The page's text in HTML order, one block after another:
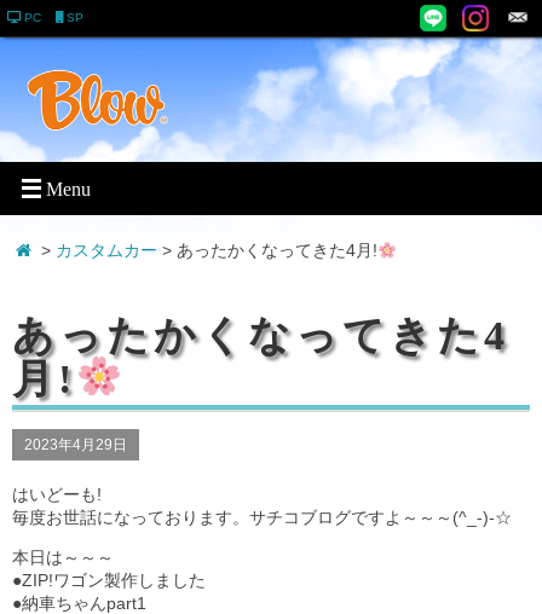
PC SP
> カスタムカー > あったかくなってきた4月!
あったかくなってきた4
月!
2023年4月29日
はいどーも!
毎度お世話になっております。サチコブログですよ～～～(^_-)-☆
本日は～～～
●ZIP!ワゴン製作しました
●納車ちゃんpart1